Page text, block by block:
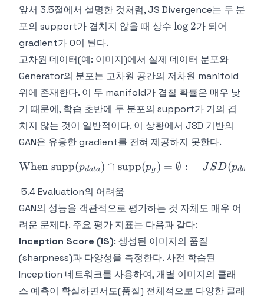
앞서 3.5절에서 설명한 것처럼, JS Divergence는 두 분
포의 support가 겹치지 않을 때 상수 \log
log2가 되어
gradient가 0이 된다.
고차원 데이터(예: 이미지)에서 실제 데이터 분포와
Generator의 분포는 고차원 공간의 저차원 manifold
위에 존재한다. 이 두 manifold가 겹칠 확률은 매우 낮
기 때문에, 학습 초반에 두 분포의 support가 거의 겹
치지 않는 것이 일반적이다. 이 상황에서 JSD 기반의
GAN은 유용한 gradient를 전혀 제공하지 못한다.
\text{When }
When supp(pdata) ∩ supp(pg ) = ∅ : JSD(pda
5.4 Evaluation의 어려움
GAN의 성능을 객관적으로 평가하는 것 자체도 매우 어
려운 문제다. 주요 평가 지표는 다음과 같다:
Inception Score (IS): 생성된 이미지의 품질
(sharpness)과 다양성을 측정한다. 사전 학습된
Inception 네트워크를 사용하여, 개별 이미지의 클래
스 예측이 확실하면서도(품질) 전체적으로 다양한 클래